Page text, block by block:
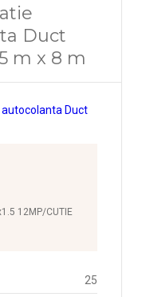
Duct
m x 8 m
12MP/CUTIE
25